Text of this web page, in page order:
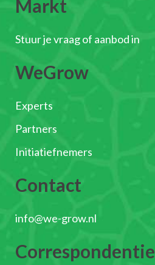
Markt
Stuur je vraag of aanbod in
WeGrow
Experts
Partners
Initiatiefnemers
Contact
info@we-grow.nl
Correspondentie